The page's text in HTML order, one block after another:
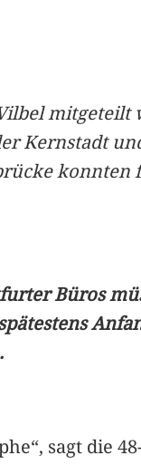
mitgeteilt
Kernstadt
konnten
Büros
sagt die